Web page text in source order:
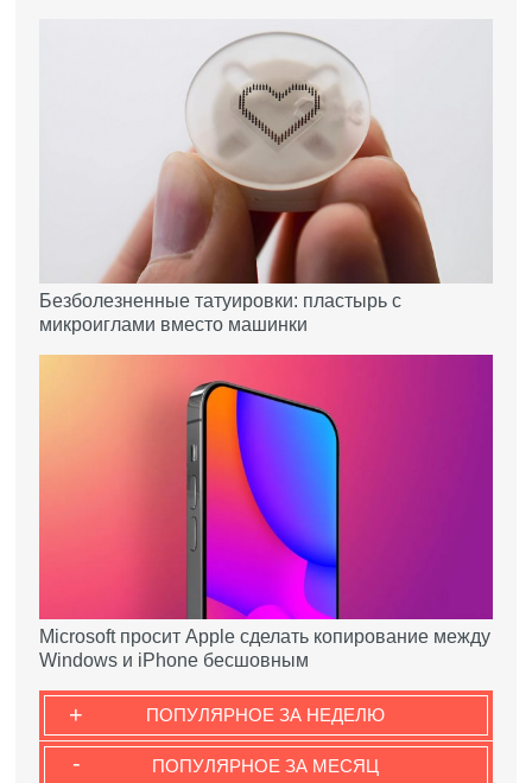
Безболезненные татуировки: пластырь с
микроиглами вместо машинки
Microsoft просит Apple сделать копирование между
Windows и iPhone бесшовным
ПОПУЛЯРНОЕ ЗА НЕДЕЛЮ
+
ПОПУЛЯРНОЕ ЗА МЕСЯЦ
-